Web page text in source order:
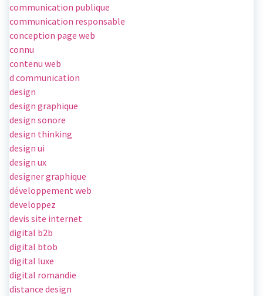
communication publique
communication responsable
conception page web
connu
contenu web
d communication
design
design graphique
design sonore
design thinking
design ui
design ux
designer graphique
développement web
developpez
devis site internet
digital b2b
digital btob
digital luxe
digital romandie
distance design